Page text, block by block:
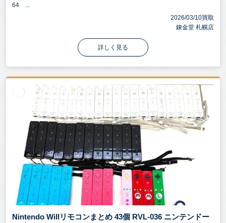
64 ...
2026/03/10買取
錬金堂 札幌店
詳しく見る
Nintendo Willリモコンまとめ 43個 RVL-036 ニンテンドー